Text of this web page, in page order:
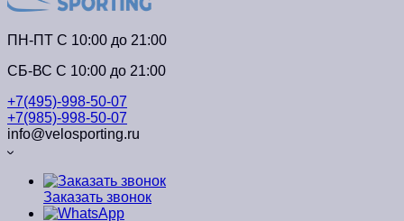
ПН-ПТ C 10:00 до 21:00
СБ-ВС С 10:00 до 21:00
+7(495)-998-50-07
+7(985)-998-50-07
info@velosporting.ru
Заказать звонок